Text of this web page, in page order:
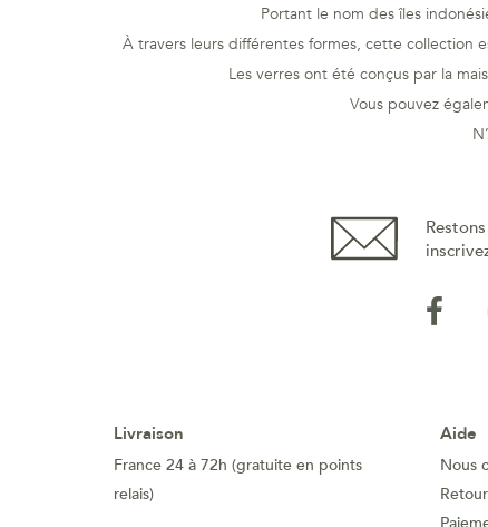
Portant le nom des îles
À travers leurs différentes formes, cette collection
Les verres ont été conçus par la
Vous pouvez
Livraison
France 24 à 72h (gratuite en points
relais)
Aide
Nous